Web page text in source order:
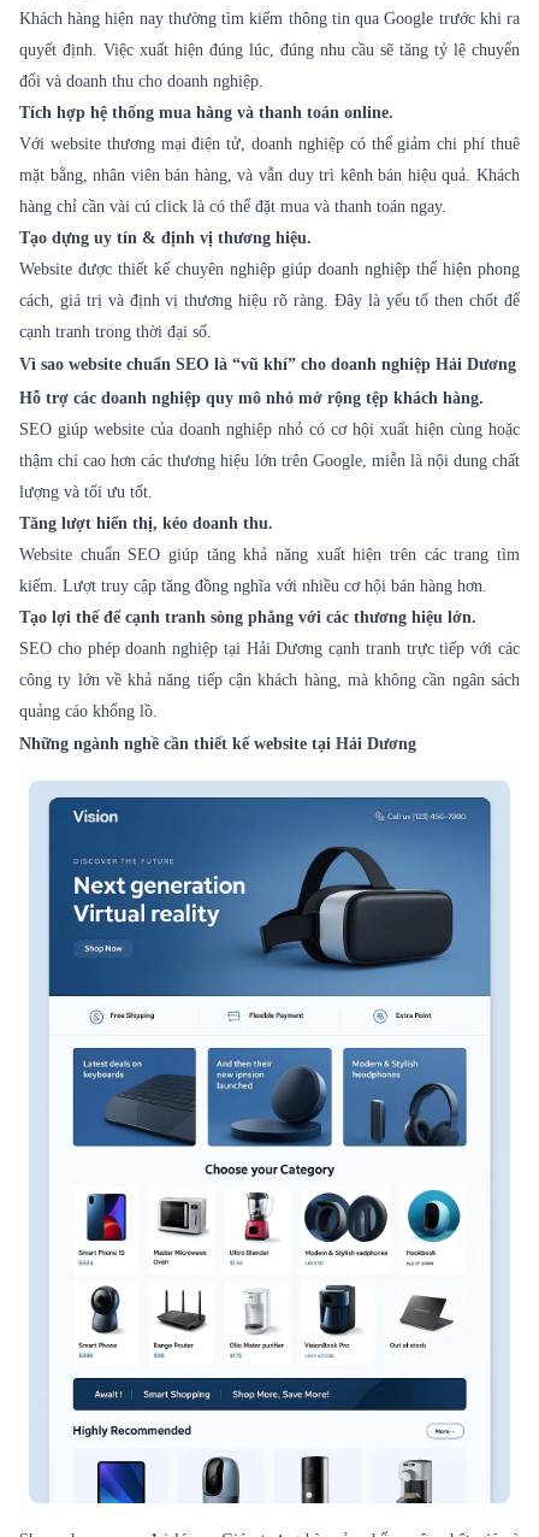
Khách hàng hiện nay thường tìm kiếm thông tin qua Google trước khi ra
quyết định. Việc xuất hiện đúng lúc, đúng nhu cầu sẽ tăng tỷ lệ chuyển
đổi và doanh thu cho doanh nghiệp.
Tích hợp hệ thống mua hàng và thanh toán online.
Với website thương mại điện tử, doanh nghiệp có thể giảm chi phí thuê
mặt bằng, nhân viên bán hàng, và vẫn duy trì kênh bán hiệu quả. Khách
hàng chỉ cần vài cú click là có thể đặt mua và thanh toán ngay.
Tạo dựng uy tín & định vị thương hiệu.
Website được thiết kế chuyên nghiệp giúp doanh nghiệp thể hiện phong
cách, giá trị và định vị thương hiệu rõ ràng. Đây là yếu tố then chốt để
cạnh tranh trong thời đại số.
Vì sao website chuẩn SEO là “vũ khí” cho doanh nghiệp Hải Dương
Hỗ trợ các doanh nghiệp quy mô nhỏ mở rộng tệp khách hàng.
SEO giúp website của doanh nghiệp nhỏ có cơ hội xuất hiện cùng hoặc
thậm chí cao hơn các thương hiệu lớn trên Google, miễn là nội dung chất
lượng và tối ưu tốt.
Tăng lượt hiển thị, kéo doanh thu.
Website chuẩn SEO giúp tăng khả năng xuất hiện trên các trang tìm
kiếm. Lượt truy cập tăng đồng nghĩa với nhiều cơ hội bán hàng hơn.
Tạo lợi thế để cạnh tranh sòng phẳng với các thương hiệu lớn.
SEO cho phép doanh nghiệp tại Hải Dương cạnh tranh trực tiếp với các
công ty lớn về khả năng tiếp cận khách hàng, mà không cần ngân sách
quảng cáo khổng lồ.
Những ngành nghề cần thiết kế website tại Hải Dương